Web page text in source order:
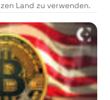
Land zu verwenden.